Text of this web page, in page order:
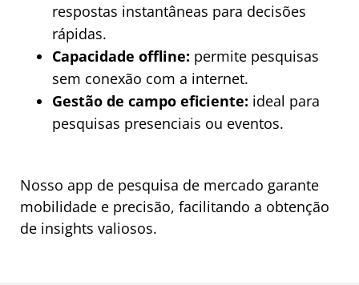
respostas instantâneas para decisões
rápidas.
Capacidade offline: permite pesquisas
sem conexão com a internet.
Gestão de campo eficiente: ideal para
pesquisas presenciais ou eventos.
Nosso app de pesquisa de mercado garante
mobilidade e precisão, facilitando a obtenção
de insights valiosos.